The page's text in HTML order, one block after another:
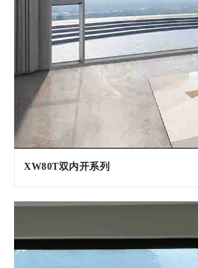
XW80T双内开系列